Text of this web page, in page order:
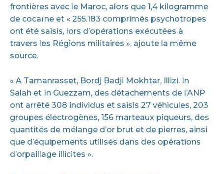
frontières avec le Maroc, alors que 1,4 kilogramme
de cocaïne et « 255.183 comprimés psychotropes
ont été saisis, lors d’opérations exécutées à
travers les Régions militaires », ajoute la même
source.
« A Tamanrasset, Bordj Badji Mokhtar, Illizi, In
Salah et In Guezzam, des détachements de l’ANP
ont arrêté 308 individus et saisis 27 véhicules, 203
groupes électrogènes, 156 marteaux piqueurs, des
quantités de mélange d’or brut et de pierres, ainsi
que d’équipements utilisés dans des opérations
d’orpaillage illicites ».